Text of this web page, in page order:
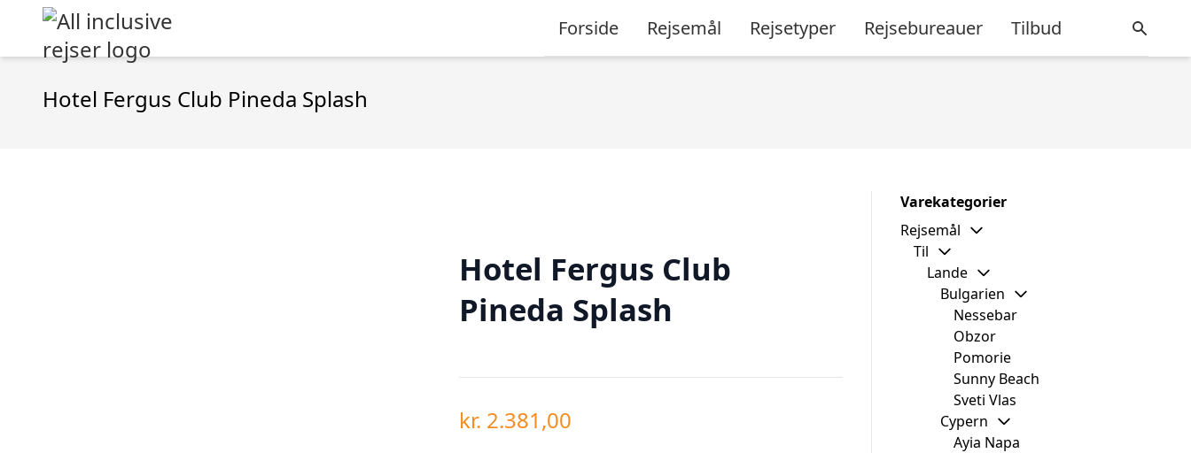
Forside Rejsemål Rejsetyper Rejsebureauer Tilbud
Hotel Fergus Club Pineda Splash
Hotel Fergus Club
Pineda Splash
kr. 2.381,00
Varekategorier
Rejsemål
Til
Lande
Bulgarien
Nessebar
Obzor
Pomorie
Sunny Beach
Sveti Vlas
Cypern
Ayia Napa